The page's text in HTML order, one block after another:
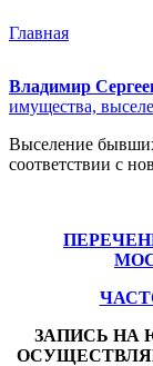
Главная
Владимир
имущества,
Выселение
соответствии с
ЗАПИСЬ НА